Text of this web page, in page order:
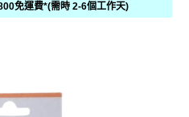
免運費*(需時 2-6個工作天)